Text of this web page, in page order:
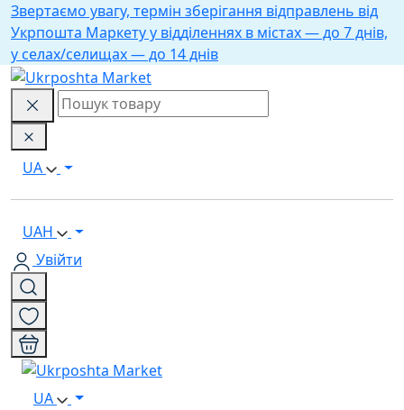
Звертаємо увагу, термін зберігання відправлень від
Укрпошта Маркету у відділеннях в містах — до 7 днів,
у селах/селищах — до 14 днів
UA
UAH
Увійти
UA